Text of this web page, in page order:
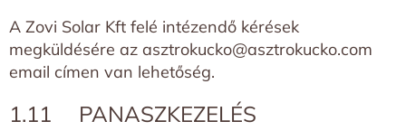
A Zovi Solar Kft felé intézendő kérések
megküldésére az asztrokucko@asztrokucko.com
email címen van lehetőség.
1.11 PANASZKEZELÉS